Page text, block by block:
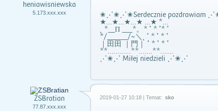
heniawisniewska
5.173.xxx.xxx
✬⋰✬⋰✬Serdecznie
★...★...★...★ ...★ *…
˛ *__Π ___*。* ˚ * ˚* ˚
*/______/~＼˛ ˚ * ˚ * ˚
｜田田 ｜門｜ ˚ * ˚ * ˚
**............**.......**.......
⋰✬⋰ Miłej niedzieli ⋰✬⋰
ZSBratian
77.87.xxx.xxx
2019-01-27 10:18 | Temat: sko